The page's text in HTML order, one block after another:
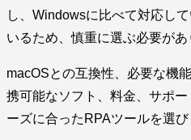
し、Windowsに比べて対応し
いるため、慎重に選ぶ必要があ
macOSとの互換性、必要な機
携可能なソフト、料金、サポ
ーズに合ったRPAツールを選び